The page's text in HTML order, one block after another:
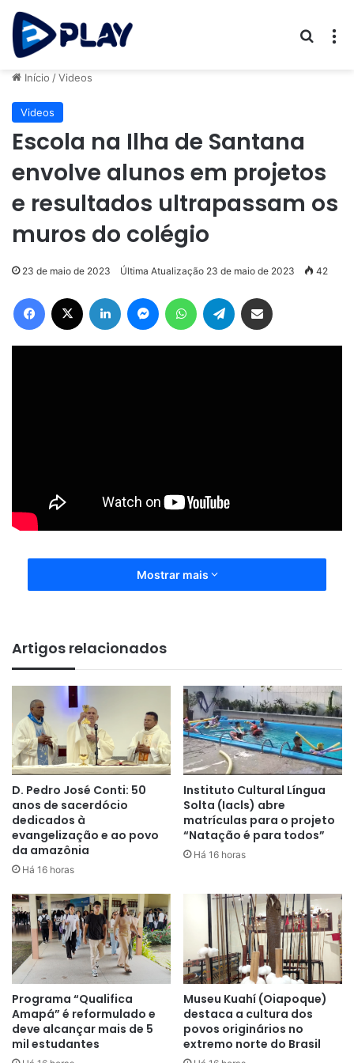
Início /Videos
Videos
Escola na Ilha de Santana
envolve alunos em projetos
e resultados ultrapassam os
muros do colégio
23 de maio de 2023 Última Atualização 23 de maio de 2023 42
Mostrar mais
Artigos relacionados
D. Pedro José Conti: 50
anos de sacerdócio
dedicados à
evangelização e ao povo
da amazônia
Há 16 horas
Instituto Cultural Língua
Solta (Iacls) abre
matrículas para o projeto
“Natação é para todos”
Há 16 horas
Programa “Qualifica
Amapá” é reformulado e
deve alcançar mais de 5
mil estudantes
Museu Kuahí (Oiapoque)
destaca a cultura dos
povos originários no
extremo norte do Brasil